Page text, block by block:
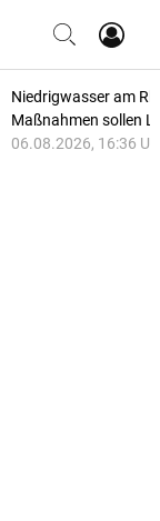
Niedrigwasser am
Maßnahmen sollen
06.08.2026, 16:36